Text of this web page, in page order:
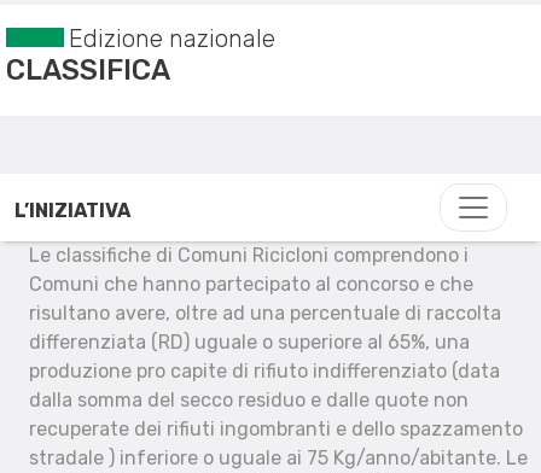
Edizione nazionale
CLASSIFICA
L’INIZIATIVA
Le classifiche di Comuni Ricicloni comprendono i
Comuni che hanno partecipato al concorso e che
risultano avere, oltre ad una percentuale di raccolta
differenziata (RD) uguale o superiore al 65%, una
produzione pro capite di rifiuto indifferenziato (data
dalla somma del secco residuo e dalle quote non
recuperate dei rifiuti ingombranti e dello spazzamento
stradale ) inferiore o uguale ai 75 Kg/anno/abitante. Le